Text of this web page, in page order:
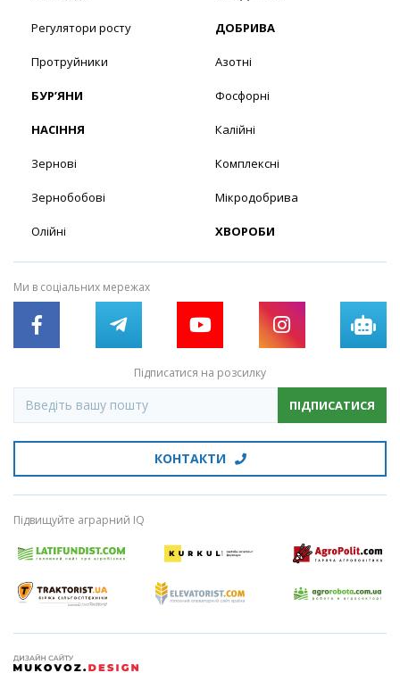
Регулятори росту
Протруйники
БУР’ЯНИ
НАСІННЯ
Зернові
Зернобобові
Олійні
ДОБРИВА
Азотні
Фосфорні
Калійні
Комплексні
Мікродобрива
ХВОРОБИ
Ми в соціальних мережах
Підписатися на розсилку
ПІДПИСАТИСЯ
КОНТАКТИ
Підвищуйте аграрний IQ